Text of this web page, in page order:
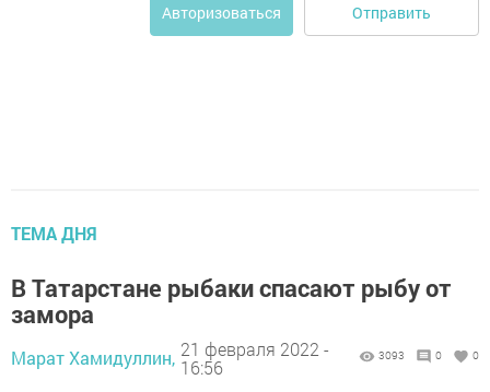
Авторизоваться Отправить
ТЕМА ДНЯ
В Татарстане рыбаки спасают рыбу от
замора
Марат Хамидуллин, 21 февраля 2022 -
16:56
3093 0 0